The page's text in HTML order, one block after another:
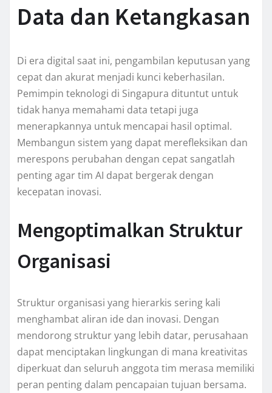
Data dan Ketangkasan
Di era digital saat ini, pengambilan keputusan yang
cepat dan akurat menjadi kunci keberhasilan.
Pemimpin teknologi di Singapura dituntut untuk
tidak hanya memahami data tetapi juga
menerapkannya untuk mencapai hasil optimal.
Membangun sistem yang dapat merefleksikan dan
merespons perubahan dengan cepat sangatlah
penting agar tim AI dapat bergerak dengan
kecepatan inovasi.
Mengoptimalkan Struktur
Organisasi
Struktur organisasi yang hierarkis sering kali
menghambat aliran ide dan inovasi. Dengan
mendorong struktur yang lebih datar, perusahaan
dapat menciptakan lingkungan di mana kreativitas
diperkuat dan seluruh anggota tim merasa memiliki
peran penting dalam pencapaian tujuan bersama.